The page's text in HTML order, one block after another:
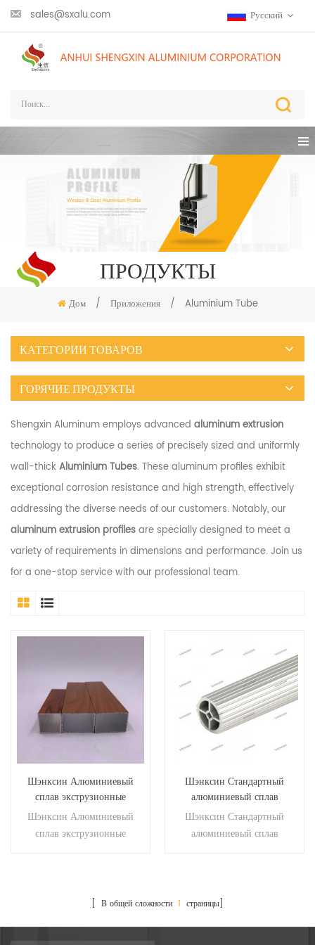
sales@sxalu.com Русский
ПРОДУКТЫ
Дом / Приложения / Aluminium Tube
КАТЕГОРИИ ТОВАРОВ
ГОРЯЧИЕ ПРОДУКТЫ
Shengxin Aluminum employs advanced aluminum extrusion
technology to produce a series of precisely sized and uniformly
wall-thickAluminium Tubes. These aluminum profiles exhibit
exceptional corrosion resistance and high strength, effectively
addressing the diverse needs of our customers. Notably, our
aluminum extrusion profilesare specially designed to meet a
variety of requirements in dimensions and performance. Join us
for a one-stop service with our professional team.
Шэнксин Алюминиевый
сплав экструзионные
профили алюминиевые
квадратные пробирки
Шэнксин Алюминиевый
сплав экструзионные
Шэнксин Стандартный
алюминиевый сплав
экструзионные трубы
алюминиевые круглые
Шэнксин Стандартный
алюминиевый сплав
[ В общей сложности 1 страницы]